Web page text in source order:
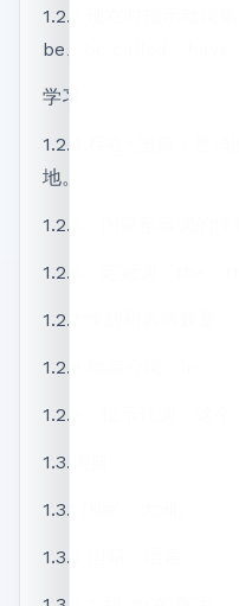
1.2.3.现在时指示动词
be、be called、have
学习。
1.2.4.存在+国籍；是+
地。
1.2.5。国籍形容词的性
1.2.6。定冠词：the，
1.2.7.性别和名词数量。
1.2.8.地点介词：in
1.2.9。指示代词：这个
1.3.词典
1.3.1 国家、大洲。
1.3.2 国籍；语言，